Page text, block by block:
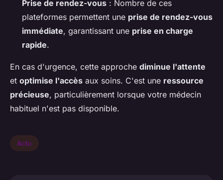
Prise de rendez-vous : Nombre de ces
plateformes permettent une prise de rendez-vous
immédiate, garantissant une prise en charge
rapide.
En cas d'urgence, cette approche diminue l'attente
et optimise l'accès aux soins. C'est une ressource
précieuse, particulièrement lorsque votre médecin
habituel n'est pas disponible.
Actu